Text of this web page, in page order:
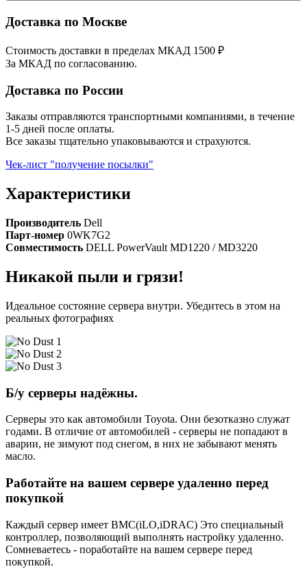
Доставка по Москве
Стоимость доставки в пределах МКАД 1500 ₽
За МКАД по согласованию.
Доставка по России
Заказы отправляются транспортными компаниями, в течение
1-5 дней после оплаты.
Все заказы тщательно упаковываются и страхуются.
Чек-лист "получение посылки"
Характеристики
Производитель Dell
Парт-номер 0WK7G2
Совместимость DELL PowerVault MD1220 / MD3220
Никакой пыли и грязи!
Идеальное состояние сервера внутри. Убедитесь в этом на
реальных фотографиях
Б/у серверы надёжны.
Серверы это как автомобили Toyota. Они безотказно служат
годами. В отличие от автомобилей - серверы не попадают в
аварии, не зимуют под снегом, в них не забывают менять
масло.
Работайте на вашем сервере удаленно перед
покупкой
Каждый сервер имеет BMC(iLO,iDRAC) Это специальный
контроллер, позволяющий выполнять настройку удаленно.
Сомневаетесь - поработайте на вашем сервере перед
покупкой.